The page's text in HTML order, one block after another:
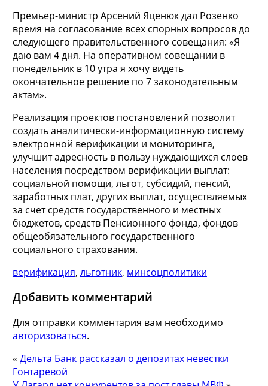
Премьер-министр Арсений Яценюк дал Розенко
время на согласование всех спорных вопросов до
следующего правительственного совещания: «Я
даю вам 4 дня. На оперативном совещании в
понедельник в 10 утра я хочу видеть
окончательное решение по 7 законодательным
актам».
Реализация проектов постановлений позволит
создать аналитически-информационную систему
электронной верификации и мониторинга,
улучшит адресность в пользу нуждающихся слоев
населения посредством верификации выплат:
социальной помощи, льгот, субсидий, пенсий,
заработных плат, других выплат, осуществляемых
за счет средств государственного и местных
бюджетов, средств Пенсионного фонда, фондов
общеобязательного государственного
социального страхования.
верификация, льготник, минсоцполитики
Добавить комментарий
Для отправки комментария вам необходимо
авторизоваться.
« Дельта Банк рассказал о депозитах невестки
Гонтаревой